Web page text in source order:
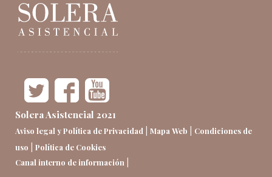
Solera Asistencial 2021
Aviso legal y Política de Privacidad | Mapa Web | Condiciones de
uso | Política de Cookies
Canal interno de información |